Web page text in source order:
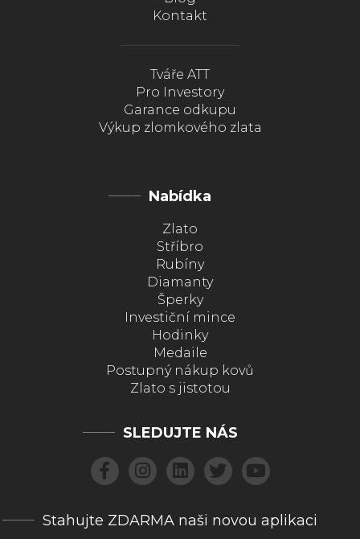
Kontakt
Tváře ATT
Pro Investory
Garance odkupu
Výkup zlomkového zlata
Nabídka
Zlato
Stříbro
Rubíny
Diamanty
Šperky
Investiční mince
Hodinky
Medaile
Postupný nákup kovů
Zlato s jistotou
SLEDUJTE NÁS
Stahujte ZDARMA naši novou aplikaci